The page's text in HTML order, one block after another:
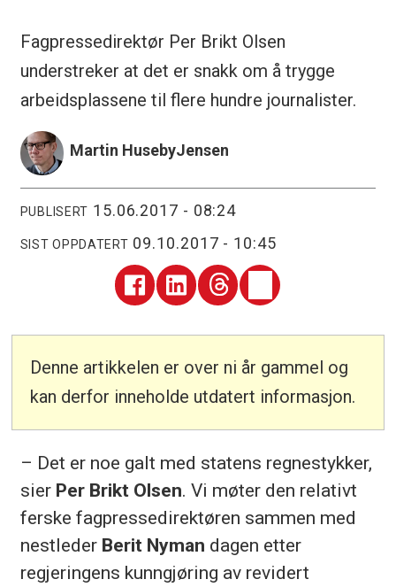
Fagpressedirektør Per Brikt Olsen
understreker at det er snakk om å trygge
arbeidsplassene til flere hundre journalister.
Martin HusebyJensen
PUBLISERT 15.06.2017 - 08:24
SIST OPPDATERT 09.10.2017 - 10:45
Denne artikkelen er over ni år gammel og
kan derfor inneholde utdatert informasjon.
– Det er noe galt med statens regnestykker,
sier Per Brikt Olsen. Vi møter den relativt
ferske fagpressedirektøren sammen med
nestleder Berit Nyman dagen etter
regjeringens kunngjøring av revidert